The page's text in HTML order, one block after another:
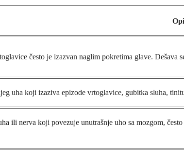
često je izazvan naglim pokretima glave. Dešava
uha koji izaziva epizode vrtoglavice, gubitka sluha,
ili nerva koji povezuje unutrašnje uho sa mozgom,